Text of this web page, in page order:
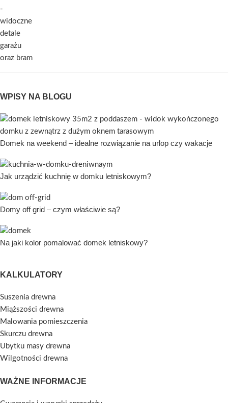
WPISY NA BLOGU
Domek na weekend – idealne rozwiązanie na urlop czy wakacje
Jak urządzić kuchnię w domku letniskowym?
Domy off grid – czym właściwie są?
Na jaki kolor pomalować domek letniskowy?
KALKULATORY
Suszenia drewna
Miąższości drewna
Malowania pomieszczenia
Skurczu drewna
Ubytku masy drewna
Wilgotności drewna
WAŻNE INFORMACJE